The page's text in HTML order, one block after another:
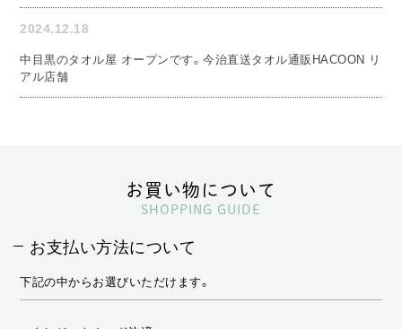
2024.12.18
中目黒のタオル屋 オープンです。今治直送タオル通販HACOON リ
アル店舗
お買い物について
SHOPPING GUIDE
お支払い方法について
下記の中からお選びいただけます。